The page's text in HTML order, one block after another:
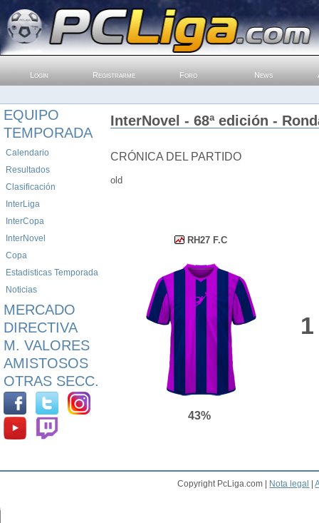
Login Registrarme Foro News
EQUIPO
TEMPORADA
Calendario
Resultados
Clasificación
InterLiga
InterCopa
InterNovel
Copa
Estadisticas Temporada
Noticias
MERCADO
DIRECTIVA
M. VALORES
AMISTOSOS
OTRAS SECC.
InterNovel - 68ª edición -
CRÓNICA DEL PARTIDO
old
RH27 F.C
1
43%
Copyright PcLiga.com | Nota legal |